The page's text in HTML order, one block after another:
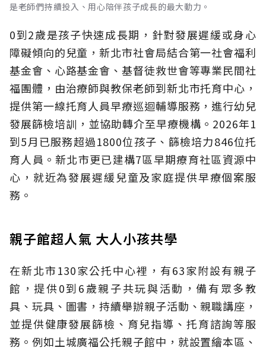
是老師們持續投入、用心陪伴孩子成長的最大動力。
0到2歲是孩子快速成長期，針對發展遲緩或身心
障礙傾向的兒童，新北市社會局結合第一社會福利
基金會、心路基金會、基督徒救世會等專業民間社
福團體，由治療師與教保老師到新北市托育中心，
提供第一線托育人員早療巡迴輔導服務，進行幼兒
發展篩檢培訓，並協助轉介至早療機構。2026年1
到5月已服務超過1800位孩子、篩檢培力846位托
育人員。新北市更已建構7區早期療育社區資源中
心，就近為發展遲緩兒童及家庭提供早療個案服
務。
親子館超人氣 大人小孩共學
在新北市130家公托中心裡，有63家附設有親子
館，提供0到6歲親子共玩與活動，備有眾多教
具、玩具、圖書，持續舉辦親子活動、親職講座，
並提供健康發展篩檢、育兒指導、托育諮詢等服
務。例如土城廣福公托親子館中，就設置繪本區、